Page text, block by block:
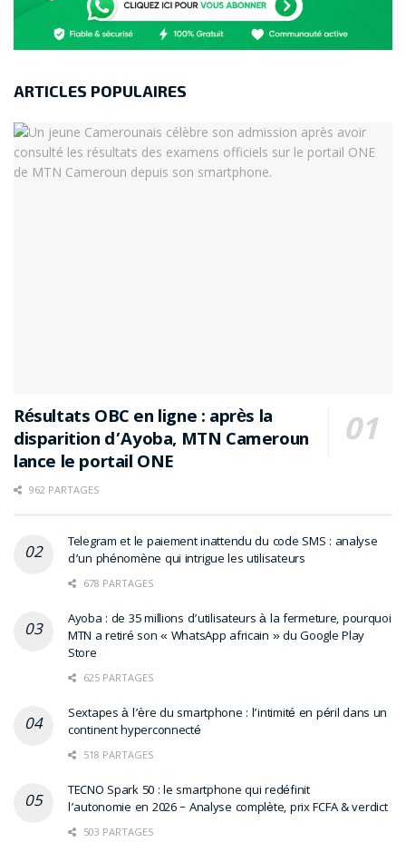
ARTICLES POPULAIRES
Résultats OBC en ligne : après la
disparition d’Ayoba, MTN Cameroun
lance le portail ONE
962 PARTAGES
Telegram et le paiement inattendu du code SMS : analyse
d’un phénomène qui intrigue les utilisateurs
678 PARTAGES
Ayoba : de 35 millions d’utilisateurs à la fermeture, pourquoi
MTN a retiré son « WhatsApp africain » du Google Play
Store
625 PARTAGES
Sextapes à l’ère du smartphone : l’intimité en péril dans un
continent hyperconnecté
518 PARTAGES
TECNO Spark 50 : le smartphone qui redéfinit
l’autonomie en 2026 – Analyse complète, prix FCFA & verdict
503 PARTAGES